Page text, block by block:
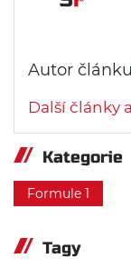
Autor
Další články
Kategorie
Formule 1
Tagy